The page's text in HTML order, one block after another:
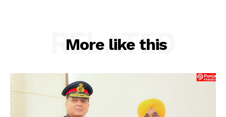
More like this
RELATED